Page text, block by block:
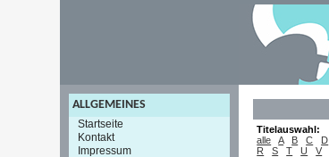
ALLGEMEINES
Startseite
Kontakt
Impressum
Titelauswahl:
alle
A B C D
R
S T U V